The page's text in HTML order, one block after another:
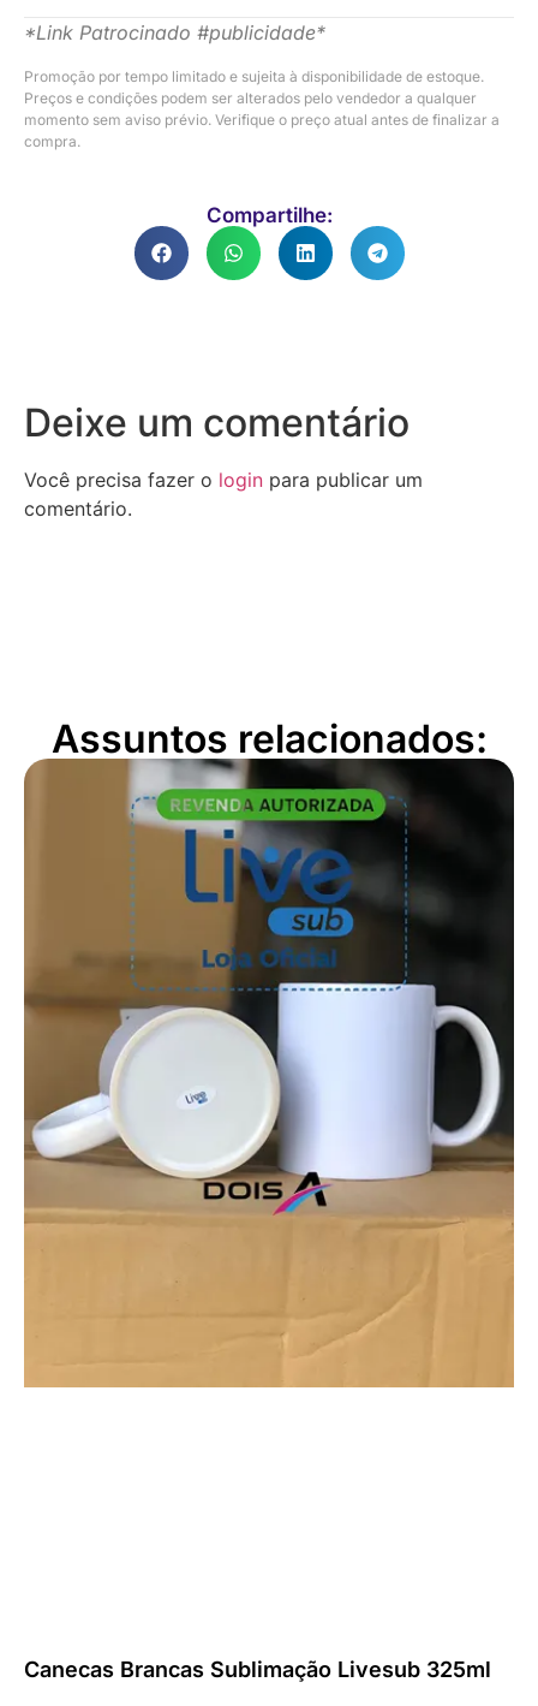
*Link Patrocinado #publicidade*
Promoção por tempo limitado e sujeita à disponibilidade de estoque.
Preços e condições podem ser alterados pelo vendedor a qualquer
momento sem aviso prévio. Verifique o preço atual antes de finalizar a
compra.
Compartilhe:
Deixe um comentário
Você precisa fazer o login para publicar um
comentário.
Assuntos relacionados:
Canecas Brancas Sublimação Livesub 325ml